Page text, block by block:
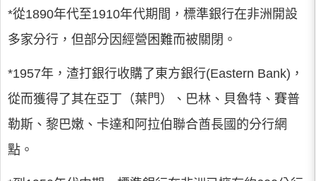
*從1890年代至1910年代期間，標準銀行在非洲開設
多家分行，但部分因經營困難而被關閉。
*1957年，渣打銀行收購了東方銀行(Eastern Bank)，
從而獲得了其在亞丁（葉門）、巴林、貝魯特、賽普
勒斯、黎巴嫩、卡達和阿拉伯聯合酋長國的分行網
點。